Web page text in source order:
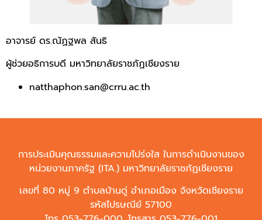
อาจารย์ ดร.ณัฏฐพล สันธิ
ผู้ช่วยอธิการบดี มหาวิทยาลัยราชภัฏเชียงราย
natthaphon.san@crru.ac.th
การประเมินคุณธรรมและความโปร่งใส ในการดำเนินงานของ
หน่วยงานภาครัฐ (ITA.) มหาวิทยาลัยราชภัฏเชียงราย
เลขที่ 80 หมู่ 9 ตำบลบ้านดู่ อำเภอเมือง จังหวัดเชียงราย
รหัสไปรษณีย์ 57100